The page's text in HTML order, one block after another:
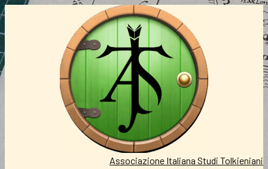
Vai
Associazione Italiana Studi Tolkieniani